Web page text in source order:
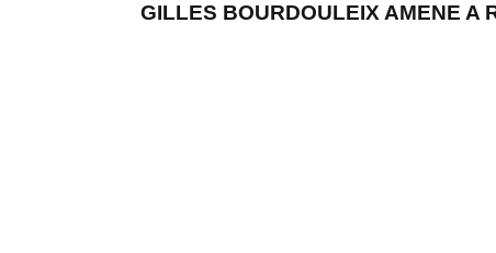
GILLES BOURDOULEIX AMENE A